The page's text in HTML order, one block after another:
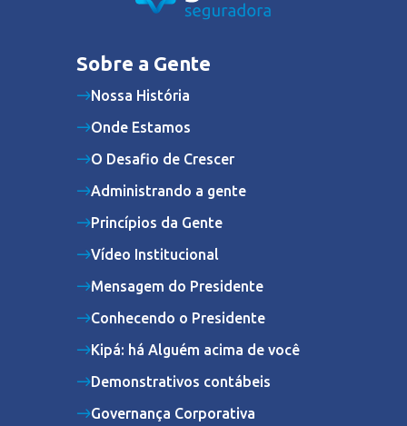
Sobre a Gente
Nossa História
Onde Estamos
O Desafio de Crescer
Administrando a gente
Princípios da Gente
Vídeo Institucional
Mensagem do Presidente
Conhecendo o Presidente
Kipá: há Alguém acima de você
Demonstrativos contábeis
Governança Corporativa